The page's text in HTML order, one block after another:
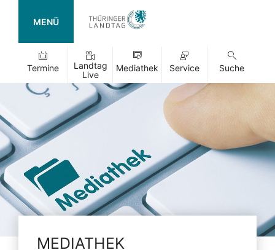
MENÜ
Termine
Landtag
Live
Mediathek Service Suche
MEDIATHEK